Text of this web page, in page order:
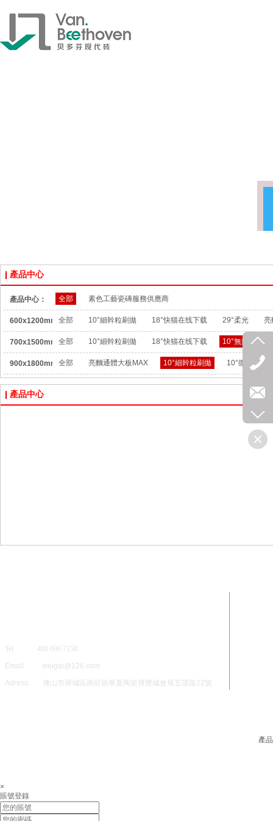
產品中心
產品中心： 全部 素色工藝瓷磚服務供應商
600x1200mm：全部 10°細幹粒刷拋 18°快猫在线下载 29°柔光 亮
700x1500mm：全部 10°細幹粒刷拋 18°快猫在线下载 10°無痕柔光
900x1800mm：全部 亮麵通體大板MAX 10°細幹粒刷拋 10°微水泥
產品中心
Tel 400 000 7158
Email weigai@126.com
Adress 佛山市禪城區南莊鎮華夏陶瓷博覽城會展五環路22號
產
×
賬號登錄